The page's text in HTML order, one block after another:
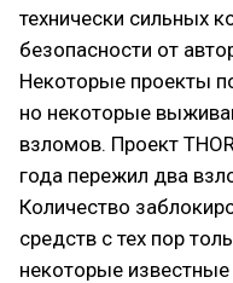
технически сильных
безопасности от
Некоторые проекты
но некоторые
взломов. Проект
года пережил два
Количество
средств с тех пор
некоторые